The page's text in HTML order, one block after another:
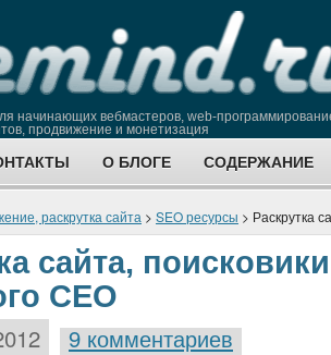
начинающих вебмастеров, web-
продвижение и монетизация
О БЛОГЕ СОДЕРЖАНИЕ
раскрутка сайта > SEO ресурсы > Раскрутка
сайта,
СЕО
9 комментариев